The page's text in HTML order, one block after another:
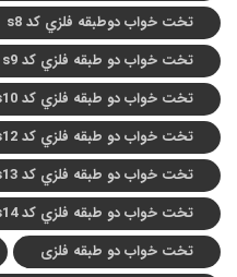
تخت خواب دوطبقه فلزي کد s8
تخت خواب دو طبقه فلزي کد s9
تخت خواب دو طبقه فلزي کد s10
تخت خواب دو طبقه فلزي کد s12
تخت خواب دو طبقه فلزي کد s13
تخت خواب دو طبقه فلزي کد s14
تخت خواب دو طبقه فلزی